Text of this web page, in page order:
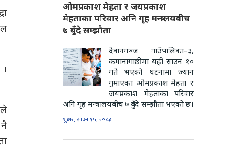
नै
ओमप्रकाश मेहता र जयप्रकाश
मेहताका परिवार अनि गृह मन्त्रालयबीच
७ बुँदे सम्झौता
देवानगञ्ज गाउँपालिका–३,
कमानागाछीमा यही साउन १०
गते भएको घटनामा ज्यान
गुमाएका ओमप्रकाश मेहता र
जयप्रकाश मेहताका परिवार
अनि गृह मन्त्रालयबीच ७ बुँदे सम्झौता भएको छ।
शुक्रबार, साउन १५, २०८३